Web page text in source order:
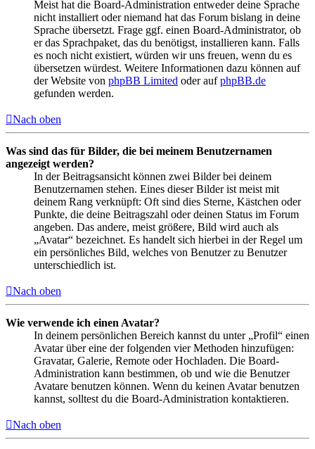
Meist hat die Board-Administration entweder deine Sprache
nicht installiert oder niemand hat das Forum bislang in deine
Sprache übersetzt. Frage ggf. einen Board-Administrator, ob
er das Sprachpaket, das du benötigst, installieren kann. Falls
es noch nicht existiert, würden wir uns freuen, wenn du es
übersetzen würdest. Weitere Informationen dazu können auf
der Website von phpBB Limited oder aufphpBB.de
gefunden werden.
Nach oben
Was sind das für Bilder, die bei meinem Benutzernamen
angezeigt werden?
In der Beitragsansicht können zwei Bilder bei deinem
Benutzernamen stehen. Eines dieser Bilder ist meist mit
deinem Rang verknüpft: Oft sind dies Sterne, Kästchen oder
Punkte, die deine Beitragszahl oder deinen Status im Forum
angeben. Das andere, meist größere, Bild wird auch als
„Avatar“ bezeichnet. Es handelt sich hierbei in der Regel um
ein persönliches Bild, welches von Benutzer zu Benutzer
unterschiedlich ist.
Nach oben
Wie verwende ich einen Avatar?
In deinem persönlichen Bereich kannst du unter „Profil“ einen
Avatar über eine der folgenden vier Methoden hinzufügen:
Gravatar, Galerie, Remote oder Hochladen. Die Board-
Administration kann bestimmen, ob und wie die Benutzer
Avatare benutzen können. Wenn du keinen Avatar benutzen
kannst, solltest du die Board-Administration kontaktieren.
Nach oben